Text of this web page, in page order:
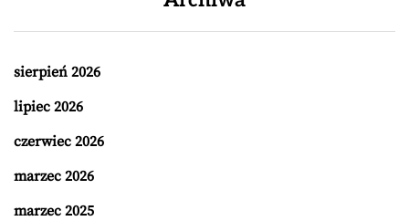
sierpień 2026
lipiec 2026
czerwiec 2026
marzec 2026
marzec 2025